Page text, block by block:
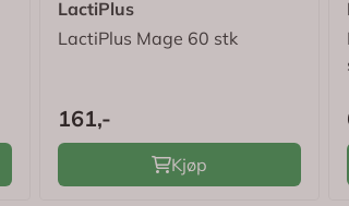
LactiPlus
LactiPlus Mage 60 stk
161,-
Kjøp